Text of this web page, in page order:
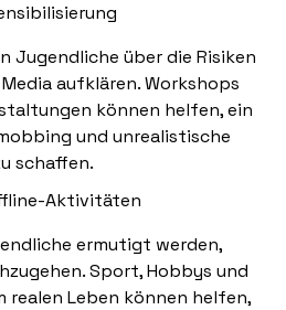
Jugendliche über die Risiken
aufklären. Workshops
können helfen, ein
und unrealistische
schaffen.
Aktivitäten
ermutigt werden,
Sport, Hobbys und
realen Leben können helfen,